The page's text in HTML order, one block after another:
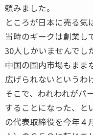
頼みました。
ところが日本に売る気
当時のギークは創業し
30人しかいませんでし
中国の国内市場もまま
広げられないというわ
そこで、われわれがパ
することになった、
の代表取締役を今年４